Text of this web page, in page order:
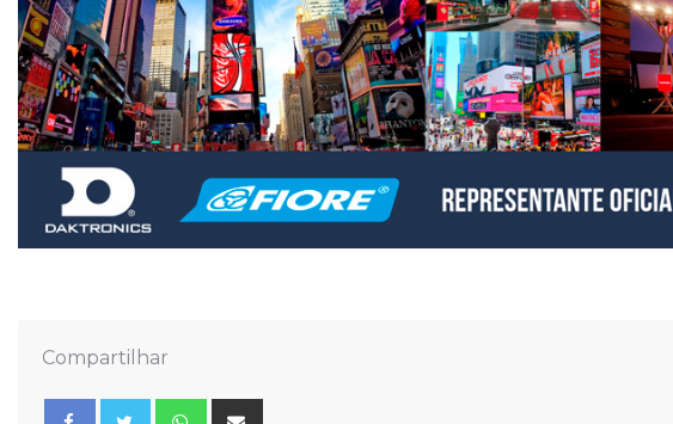
Compartilhar
Whatsapp